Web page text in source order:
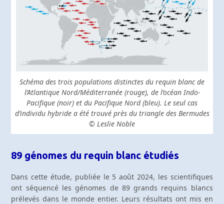
Schéma des trois populations distinctes du requin blanc de
l’Atlantique Nord/Méditerranée (rouge), de l’océan Indo-
Pacifique (noir) et du Pacifique Nord (bleu). Le seul cas
d’individu hybride a été trouvé près du triangle des Bermudes
© Leslie Noble
89 génomes du requin blanc étudiés
Dans cette étude, publiée le 5 août 2024, les scientifiques
ont séquencé les génomes de 89 grands requins blancs
prélevés dans le monde entier. Leurs résultats ont mis en